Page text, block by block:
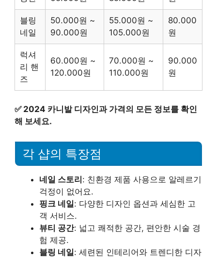
블링
네일
50.000원 ~
90.000원
55.000원 ~
105.000원
80.000
원
럭셔
리 핸
즈
60.000원 ~
120.000원
70.000원 ~
110.000원
90.000
원
✅ 2024 카니발 디자인과 가격의 모든 정보를 확인
해 보세요.
각 샵의 특장점
네일 스토리 : 친환경 제품 사용으로 알레르기
걱정이 없어요.
핑크 네일: 다양한 디자인 옵션과 세심한 고
객 서비스.
뷰티 공간: 넓고 쾌적한 공간, 편안한 시술 경
험 제공.
블링 네일: 세련된 인테리어와 트렌디한 디자